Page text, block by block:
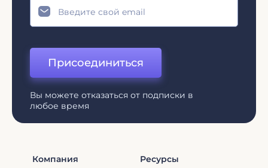
Присоединиться
Вы можете отказаться от подписки в
любое время
Компания Ресурсы